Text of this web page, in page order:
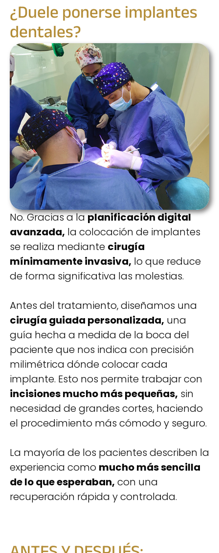
¿Duele ponerse implantes
dentales?
No. Gracias a laplanificación digital
avanzada, la colocación de implantes
se realiza mediante cirugía
mínimamente invasiva, lo que reduce
de forma significativa las molestias.
Antes del tratamiento, diseñamos una
cirugía guiada personalizada, una
guía hecha a medida de la boca del
paciente que nos indica con precisión
milimétrica dónde colocar cada
implante. Esto nos permite trabajar con
incisiones mucho más pequeñas, sin
necesidad de grandes cortes, haciendo
el procedimiento más cómodo y seguro.
La mayoría de los pacientes describen la
experiencia como mucho más sencilla
de lo que esperaban, con una
recuperación rápida y controlada.